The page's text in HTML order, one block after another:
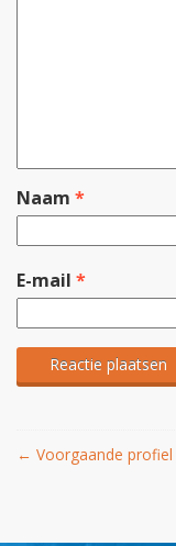
Naam *
E-mail *
← Voorgaande profiel